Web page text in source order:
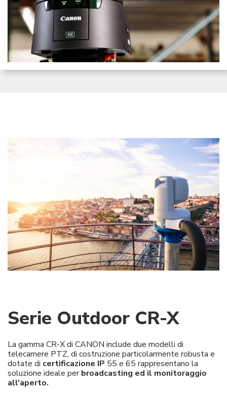
Serie Outdoor CR-X
La gamma CR-X di CANON include due modelli di
telecamere PTZ, di costruzione particolarmente robusta e
dotate di certificazione IP 55 e 65 rappresentano la
soluzione ideale perbroadcasting ed il monitoraggio
all'aperto.